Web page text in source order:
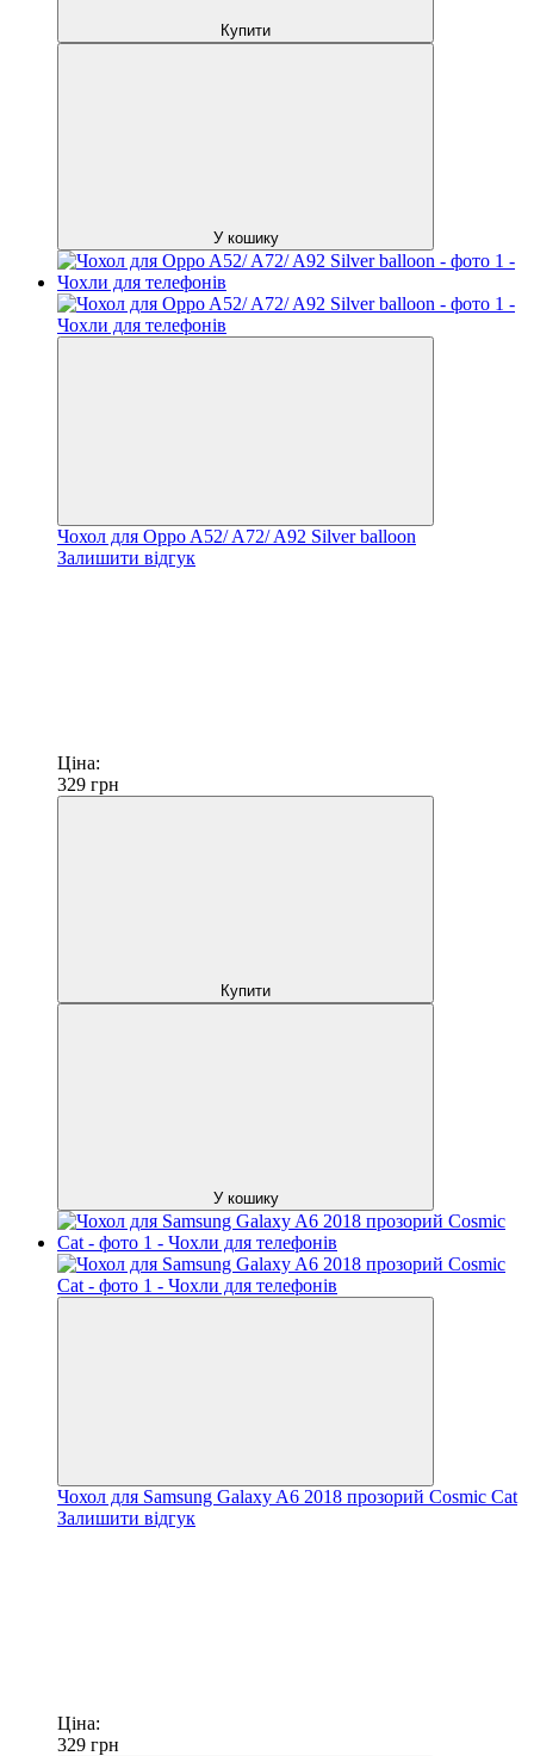
Купити
У кошику
Чохол для Oppo A52/ A72/ A92 Silver balloon
Залишити відгук
Ціна:
329 грн
Купити
У кошику
Чохол для Samsung Galaxy A6 2018 прозорий Cosmic Cat
Залишити відгук
Ціна:
329 грн